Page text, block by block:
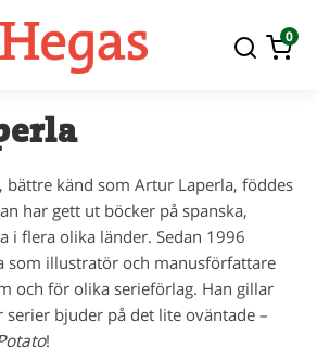
0
bättre känd som Artur Laperla, föddes
har gett ut böcker på spanska,
i flera olika länder. Sedan 1996
som illustratör och manusförfattare
och för olika serieförlag. Han gillar
bjuder på det lite oväntade –
!